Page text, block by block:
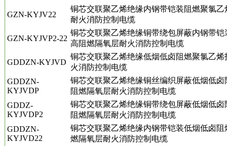
GZN-KYJV22
铜芯交联聚乙烯绝缘内钢带铠装阻燃聚氯
耐火消防控制电缆
GZN-KYJVP2-22
铜芯交联聚乙烯绝缘铜带绕包屏蔽内钢带
高阻燃隔氧层耐火消防控制电缆
GDDZN-KYJVD
铜芯交联聚乙烯绝缘低烟低卤阻燃聚氯乙
火消防控制电缆
GDDZN-
KYJVDP
铜芯交联聚乙烯绝缘铜丝编织屏蔽低烟低
阻燃隔氧层耐火消防控制电缆
GDDZ-
KYJVDP2
铜芯交联聚乙烯绝缘铜带绕包屏蔽低烟低
阻燃隔氧层耐火消防控制电缆
GDDZN-
KYJVD22
铜芯交联聚乙烯绝缘内钢带铠装低烟低卤
燃隔氧层耐火消防控制电缆